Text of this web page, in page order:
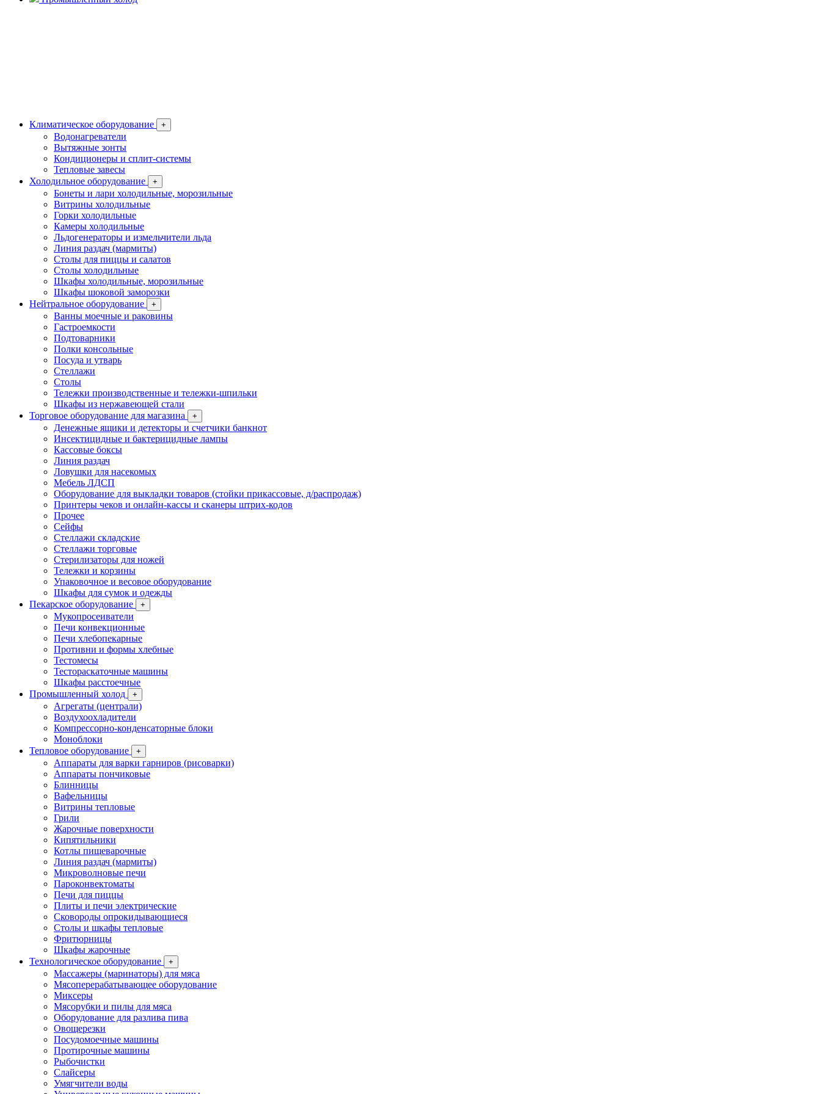
Климатическое оборудование +
Водонагреватели
Вытяжные зонты
Кондиционеры и сплит-системы
Тепловые завесы
Холодильное оборудование
+
Бонеты и лари холодильные, морозильные
Витрины холодильные
Горки холодильные
Камеры холодильные
Льдогенераторы и измельчители льда
Линия раздач (мармиты)
Столы для пиццы и салатов
Столы холодильные
Шкафы холодильные, морозильные
Шкафы шоковой заморозки
Нейтральное оборудование
+
Ванны моечные и раковины
Гастроемкости
Подтоварники
Полки консольные
Посуда и утварь
Стеллажи
Столы
Тележки производственные и тележки-шпильки
Шкафы из нержавеющей стали
Торговое оборудование для магазина
+
Денежные ящики и детекторы и счетчики банкнот
Инсектицидные и бактерицидные лампы
Кассовые боксы
Линия раздач
Ловушки для насекомых
Мебель ЛДСП
Оборудование для выкладки товаров (стойки прикассовые, д/распродаж)
Принтеры чеков и онлайн-кассы и сканеры штрих-кодов
Прочее
Сейфы
Стеллажи складские
Стеллажи торговые
Стерилизаторы для ножей
Тележки и корзины
Упаковочное и весовое оборудование
Шкафы для сумок и одежды
Пекарское оборудование
+
Мукопросеиватели
Печи конвекционные
Печи хлебопекарные
Противни и формы хлебные
Тестомесы
Тестораскаточные машины
Шкафы расстоечные
Промышленный холод
+
Агрегаты (централи)
Воздухоохладители
Компрессорно-конденсаторные блоки
Моноблоки
Тепловое оборудование
+
Аппараты для варки гарниров (рисоварки)
Аппараты пончиковые
Блинницы
Вафельницы
Витрины тепловые
Грили
Жарочные поверхности
Кипятильники
Котлы пищеварочные
Линия раздач (мармиты)
Микроволновые печи
Пароконвектоматы
Печи для пиццы
Плиты и печи электрические
Сковороды опрокидывающиеся
Столы и шкафы тепловые
Фритюрницы
Шкафы жарочные
Технологическое оборудование
+
Массажеры (маринаторы) для мяса
Мясоперерабатывающее оборудование
Миксеры
Мясорубки и пилы для мяса
Оборудование для разлива пива
Овощерезки
Посудомоечные машины
Протирочные машины
Рыбочистки
Слайсеры
Умягчители воды